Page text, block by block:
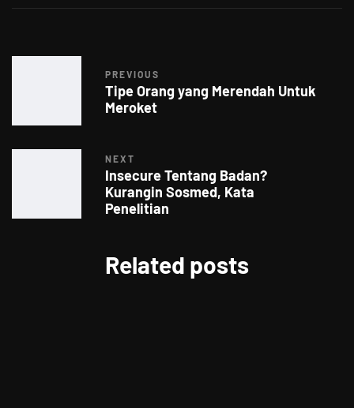
PREVIOUS
Tipe Orang yang Merendah Untuk
Meroket
NEXT
Insecure Tentang Badan?
Kurangin Sosmed, Kata
Penelitian
Related posts